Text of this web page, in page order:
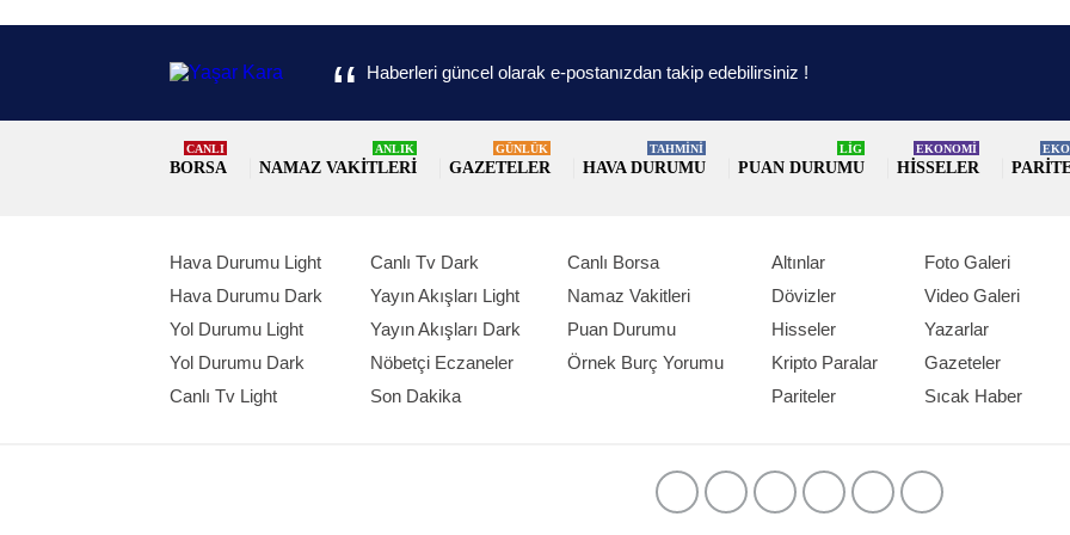
Haberleri güncel olarak e-postanızdan takip edebilirsiniz !
BORSA
CANLI
NAMAZ VAKITLERI
ANLIK
GAZETELER
GÜNLÜK
HAVA DURUMU
TAHMİNİ
PUAN DURUMU
LİG
HISSELER
EKONOMİ
Hava Durumu Light
Hava Durumu Dark
Yol Durumu Light
Yol Durumu Dark
Canlı Tv Light
Canlı Tv Dark
Yayın Akışları Light
Yayın Akışları Dark
Nöbetçi Eczaneler
Son Dakika
Canlı Borsa
Namaz Vakitleri
Puan Durumu
Örnek Burç Yorumu
Altınlar
Dövizler
Hisseler
Kripto Paralar
Pariteler
Foto Galeri
Video Galeri
Yazarlar
Gazeteler
Sıcak Haber